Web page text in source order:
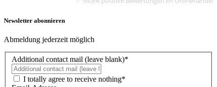
Newsletter abonnieren
Abmeldung jederzeit möglich
Additional contact mail (leave blank)*
I totally agree to receive nothing*